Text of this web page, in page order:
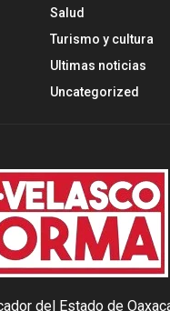
Salud
Turismo y cultura
Ultimas noticias
Uncategorized
del Estado de